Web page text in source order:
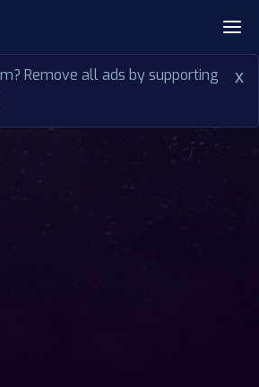
x
Remove all ads by supporting